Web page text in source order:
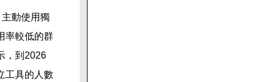
動使用獨
率較低的群
，到2026
工具的人數